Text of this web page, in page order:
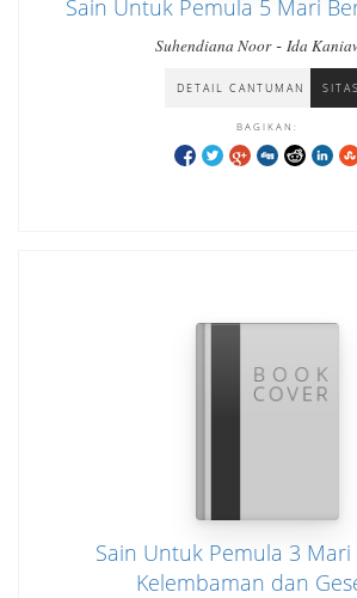
Sain Untuk Pemula 5 Mari
Suhendiana Noor- Ida
DETAIL CANTUMAN
BAGIKAN:
Sain Untuk Pemula 3
Kelembaman dan